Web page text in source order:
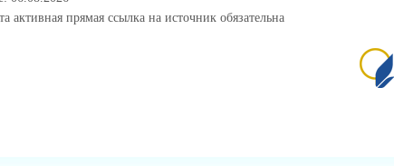
активная прямая ссылка на источник обязательна